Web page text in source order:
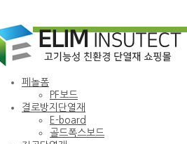
페놀폼
PF보드
결로방지단열재
E-board
골드폭스보드